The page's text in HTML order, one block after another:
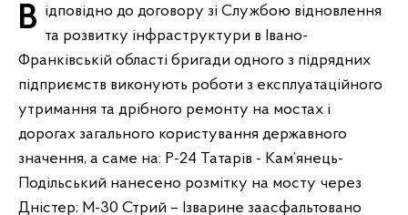
Відповідно до договору зі Службою відновлення та розвитку інфраструктури в Івано-
Франківській області бригади одного з підрядних
підприємств виконують роботи з експлуатаційного
утримання та дрібного ремонту на мостах і
дорогах загального користування державного
значення, а саме на: Р-24 Татарів - Кам’янець-
Подільський нанесено розмітку на мосту через
Дністер; М-30 Стрий – Ізварине заасфальтовано